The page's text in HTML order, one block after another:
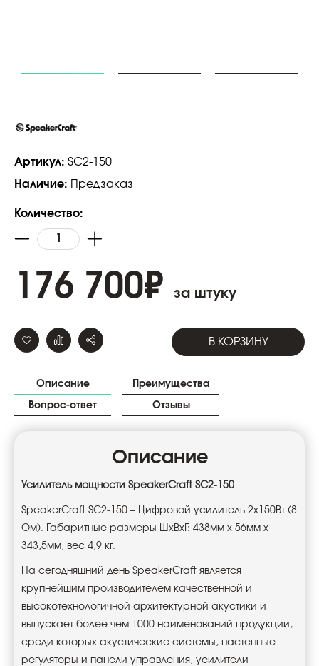
Артикул: SC2-150
Наличие:
Предзаказ
Количество:
176 700₽ за штуку
В КОРЗИНУ
Описание Преимущества
Вопрос-ответ Отзывы
Описание
Усилитель мощности SpeakerCraft SC2-150
SpeakerCraft SC2-150 – Цифровой усилитель 2х150Вт (8
Ом). Габаритные размеры ШхВхГ: 438мм х 56мм х
343,5мм, вес 4,9 кг.
На сегодняшний день SpeakerCraft является
крупнейшим производителем качественной и
высокотехнологичной архитектурной акустики и
выпускает более чем 1000 наименований продукции,
среди которых акустические системы, настенные
регуляторы и панели управления, усилители